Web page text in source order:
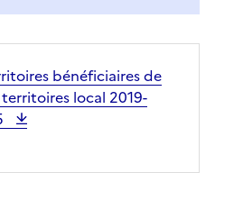
bénéficiaires de
territoires local 2019-